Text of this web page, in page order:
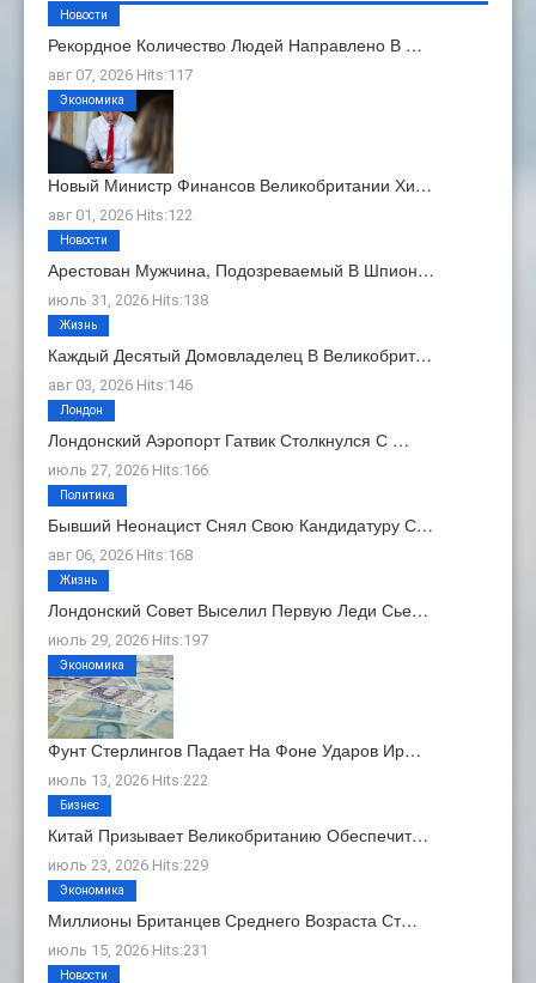
Рекордное Количество Людей Направлено В …
авг 07, 2026 Hits:117
Новости
Новый Министр Финансов Великобритании Хи…
авг 01, 2026 Hits:122
Экономика
Арестован Мужчина, Подозреваемый В Шпион…
июль 31, 2026 Hits:138
Новости
Каждый Десятый Домовладелец В Великобрит…
авг 03, 2026 Hits:146
Жизнь
Лондонский Аэропорт Гатвик Столкнулся С …
июль 27, 2026 Hits:166
Лондон
Бывший Неонацист Снял Свою Кандидатуру С…
авг 06, 2026 Hits:168
Политика
Лондонский Совет Выселил Первую Леди Сье…
июль 29, 2026 Hits:197
Жизнь
Фунт Стерлингов Падает На Фоне Ударов Ир…
июль 13, 2026 Hits:222
Экономика
Китай Призывает Великобританию Обеспечит…
июль 23, 2026 Hits:229
Бизнес
Миллионы Британцев Среднего Возраста Ст…
июль 15, 2026 Hits:231
Экономика
Новости